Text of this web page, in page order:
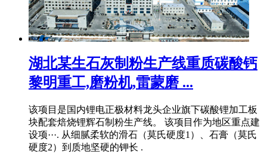
湖北某生石灰制粉生产线重质碳酸钙
黎明重工,磨粉机,雷蒙磨 ...
该项目是国内锂电正极材料龙头企业旗下碳酸锂加工板
块配套焙烧锂辉石制粉生产线。 该项目作为地区重点建
设项···. 从细腻柔软的滑石（莫氏硬度1）、石膏（莫氏
硬度2）到质地坚硬的钾长 .